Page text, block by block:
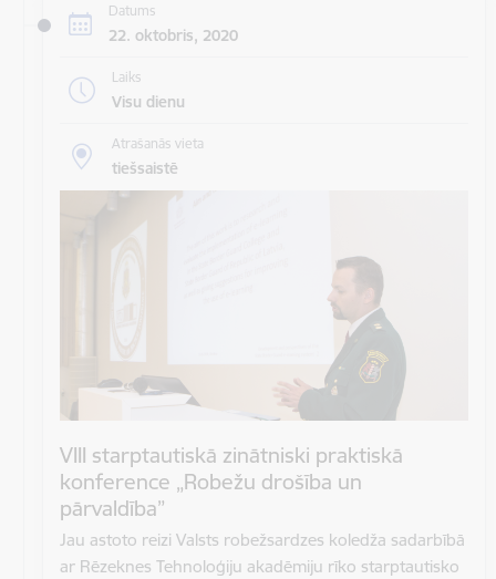
Datums
22. oktobris, 2020
Laiks
Visu dienu
Atrašanās vieta
tiešsaistē
VIII starptautiskā zinātniski praktiskā
konference „Robežu drošība un
pārvaldība”
Jau astoto reizi Valsts robežsardzes koledža sadarbībā
ar Rēzeknes Tehnoloģiju akadēmiju rīko starptautisko